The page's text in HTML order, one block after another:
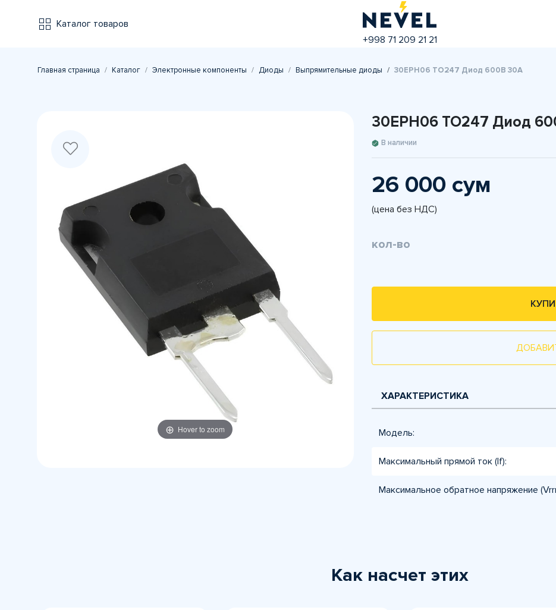
Каталог товаров
+998 71 209 21 21
Главная страница Каталог Электронные компоненты Диоды Выпрямительные диоды 30EPH06 TO247 Диод 600В 30А
Hover to zoom
30EPH06 TO247 Диод
В наличии
26 000 сум
(цена без НДС)
кол-во
ХАРАКТЕРИСТИКА
Модель:
Максимальный прямой ток (If):
Максимальное обратное напряжение
Как насчет этих